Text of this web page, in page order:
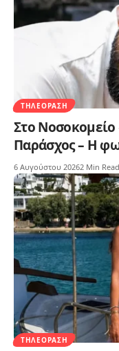
ΤΗΛΕΌΡΑΣΗ
Στο Νοσοκομείο
Παράσχος – Η
6 Αυγούστου 20262 Min Read
ΤΗΛΕΌΡΑΣΗ